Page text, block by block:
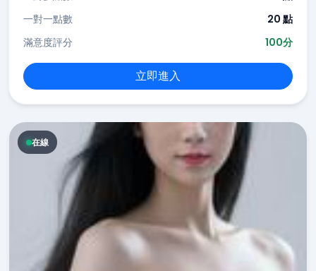
一對一點數
20 點
滿意度評分
100分
立即進入
在線